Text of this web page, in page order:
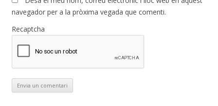
navegador per a la pròxima vegada que comenti.
Recaptcha